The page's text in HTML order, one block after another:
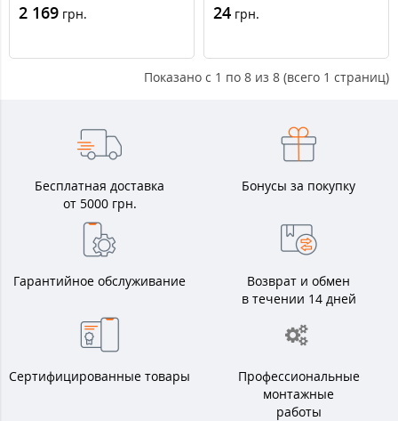
2 169 грн. 24 грн.
Показано с 1 по 8 из 8 (всего 1 страниц)
Бесплатная доставка
от 5000 грн.
Бонусы за покупку
Гарантийное обслуживание
Возврат и обмен
в течении 14 дней
Сертифицированные товары
Профессиональные
монтажные
работы